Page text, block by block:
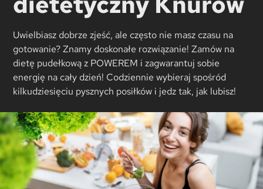
Uwielbiasz dobrze zjeść, ale często nie masz czasu na
gotowanie? Znamy doskonałe rozwiązanie! Zamów na
dietę pudełkową z POWEREM i zagwarantuj sobie
energię na cały dzień! Codziennie wybieraj spośród
kilkudziesięciu pysznych posiłków i jedz tak, jak lubisz!